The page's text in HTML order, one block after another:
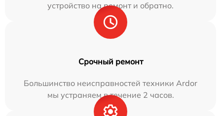
устройство на ремонт и обратно.
Срочный ремонт
Большинство неисправностей техники Ardor
мы устраняем в течение 2 часов.